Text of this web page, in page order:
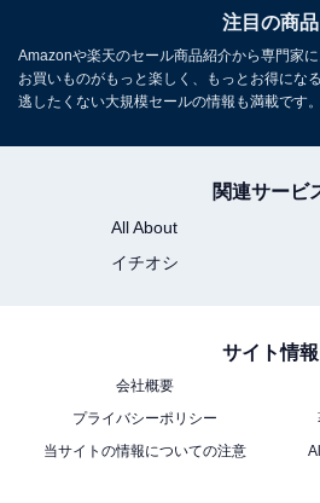
Apple 13インチiPad Air（M4）
レイ、128GB、12MPフロント/バ
によるWi-Fi 7、Touch ID、一日中
Amazonで見
Apple「11インチiPad Air（M4
注目の商品
Amazonや楽天のセール商品紹介から専門家
お買いものがもっと楽しく、もっとお得にな
逃したくない大規模セールの情報も満載です。
関連サービ
All About
イチオシ
サイト情報
会社概要
プライバシーポリシー
当サイトの情報についての注意